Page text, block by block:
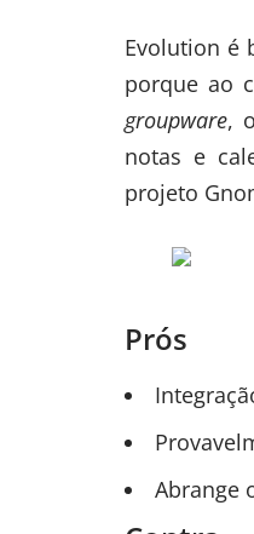
Evolution é
porque ao
groupware,
notas e
projeto
Prós
Abrange